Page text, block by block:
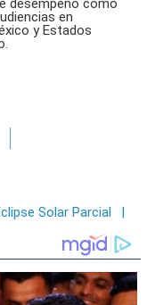
desempeño como
en
y Estados
Solar Parcial
|